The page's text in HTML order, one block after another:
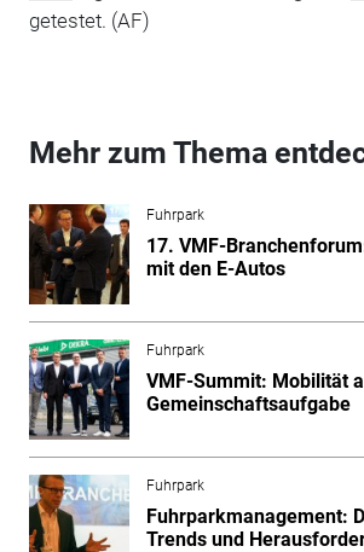
getestet. (AF)
Mehr zum Thema
Fuhrpark
17. VMF-
mit den E-Autos
Fuhrpark
VMF-Summit: Mobilität
Gemeinschaftsaufgabe
Fuhrpark
Fuhrparkmanagement:
Trends und